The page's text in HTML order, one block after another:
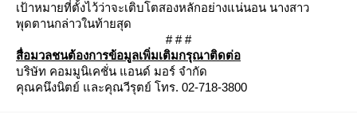
เป้าหมายที่ตั้งไว้ว่าจะเติบโตสองหลักอย่างแน่นอน นางสาว
พุดตานกล่าวในท้ายสุด
# # #
สื่อมวลชนต้องการข้อมูลเพิ่มเติมกรุณาติดต่อ
บริษัท คอมมูนิเคชั่น แอนด์ มอร์ จำกัด
คุณคนึงนิตย์ และคุณวีรุตย์ โทร. 02-718-3800